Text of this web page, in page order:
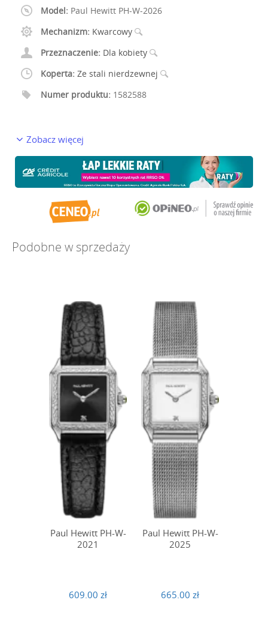
Model: Paul Hewitt PH-W-2026
Mechanizm: Kwarcowy
Przeznaczenie: Dla kobiety
Koperta: Ze stali nierdzewnej
Numer produktu: 1582588
Zobacz więcej
Podobne w sprzedaży
Paul Hewitt PH-W-
2021
609.00 zł
Paul Hewitt PH-W-
2025
665.00 zł